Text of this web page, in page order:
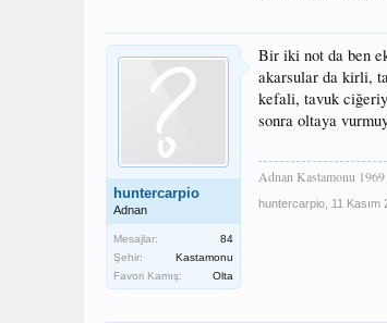
huntercarpio
Adnan
Mesajlar:
84
Şehir:
Kastamonu
Favori Kamış:
Olta
Bir iki not da ben
akarsular da kirli,
kefali, tavuk
sonra oltaya
Adnan Kastamonu 1969
huntercarpio 11 Kasım